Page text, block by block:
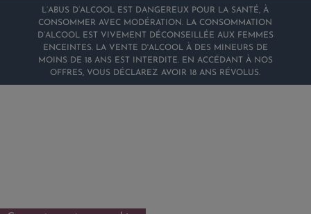
L’ABUS D’ALCOOL EST DANGEREUX POUR LA SANTÉ, À
CONSOMMER AVEC MODÉRATION. LA CONSOMMATION
D’ALCOOL EST VIVEMENT DÉCONSEILLÉE AUX FEMMES
ENCEINTES. LA VENTE D'ALCOOL À DES MINEURS DE
MOINS DE 18 ANS EST INTERDITE. EN ACCÉDANT À NOS
OFFRES, VOUS DÉCLAREZ AVOIR 18 ANS RÉVOLUS.